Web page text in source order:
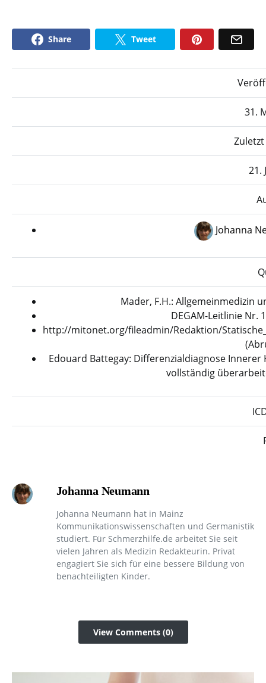
Share Tweet
31.
21.
Johanna
Mader, F.H.: Allgemeinmedizin
DEGAM-Leitlinie Nr.
http://mitonet.org/fileadmin/Redaktion/
Edouard Battegay: Differenzialdiagnose
vollständig
Johanna Neumann
Johanna Neumann hat in Mainz
Kommunikationswissenschaften und Germanistik
studiert. Für Schmerzhilfe.de arbeitet Sie seit
vielen Jahren als Medizin Redakteurin. Privat
engagiert Sie sich für eine bessere Bildung von
benachteiligten Kinder.
View Comments (0)